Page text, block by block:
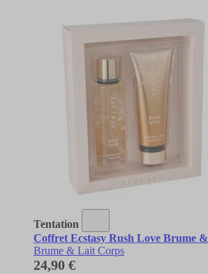
Tentation
Coffret Ecstasy Rush Love Brume
Brume & Lait Corps
24,90 €